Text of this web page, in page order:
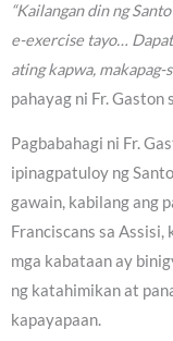
“Kailangan din ng
e-exercise tayo…
ating kapwa, makapag-
pahayag ni Fr. Gaston
Pagbabahagi ni Fr.
ipinagpatuloy ng
gawain, kabilang ang
Franciscans sa Assisi,
mga kabataan ay
ng katahimikan at
kapayapaan.